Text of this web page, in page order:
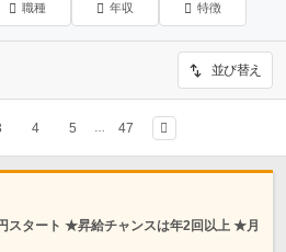
職種 年収 特徴
並び替え
4 5 47
スタート ★昇給チャンスは年2回以上 ★月